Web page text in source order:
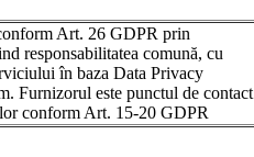
Art. 26 GDPR prin
responsabilitatea comună, cu
în baza Data Privacy
Furnizorul este punctul de contact
conform Art. 15-20 GDPR